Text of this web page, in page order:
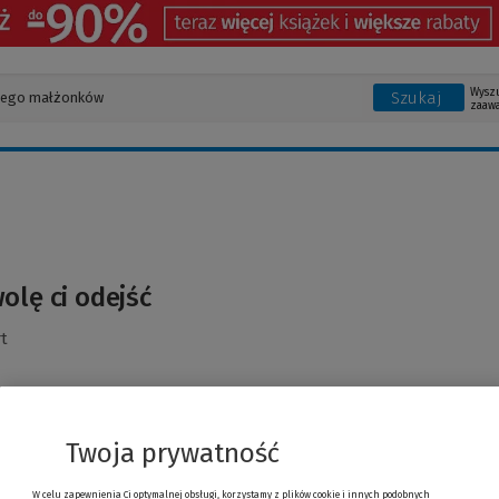
Szukaj
ci odejść
Twoja prywatność
W celu zapewnienia Ci optymalnej obsługi, korzystamy z plików cookie i innych podobnych